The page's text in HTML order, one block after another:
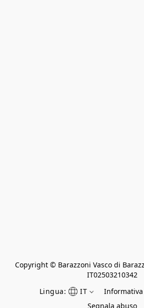
Copyright © Barazzoni Vasco di
IT02503210342
Lingua:
IT
Segnala abuso